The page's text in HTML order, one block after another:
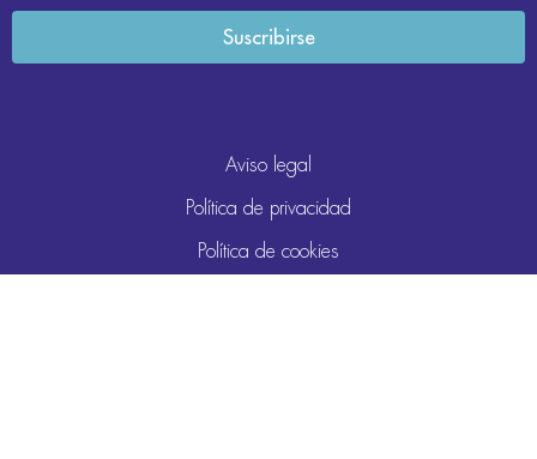
Aviso legal
Política de privacidad
Política de cookies